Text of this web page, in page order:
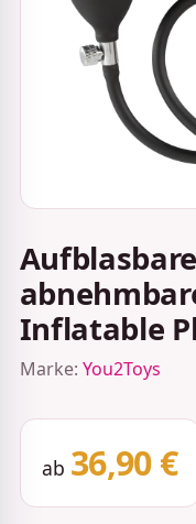
Inflatable
Marke: You2Toys
ab 36,90 €